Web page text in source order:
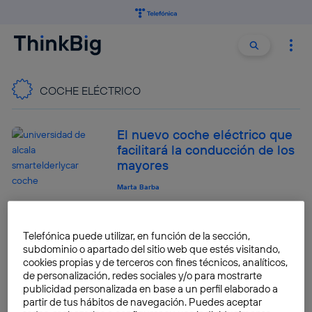
Buscar
COCHE ELÉCTRICO
El nuevo coche eléctrico que
facilitará la conducción de los
mayores
Marta Barba
baterías con materiales de
lentillas
Antonio Sabán
Telefónica puede utilizar, en función de la sección,
subdominio o apartado del sitio web que estés visitando,
cookies propias y de terceros con fines técnicos, analíticos,
de personalización, redes sociales y/o para mostrarte
publicidad personalizada en base a un perfil elaborado a
partir de tus hábitos de navegación. Puedes aceptar